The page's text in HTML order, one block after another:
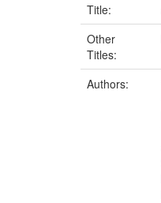
Title:
Other
Titles:
Authors: